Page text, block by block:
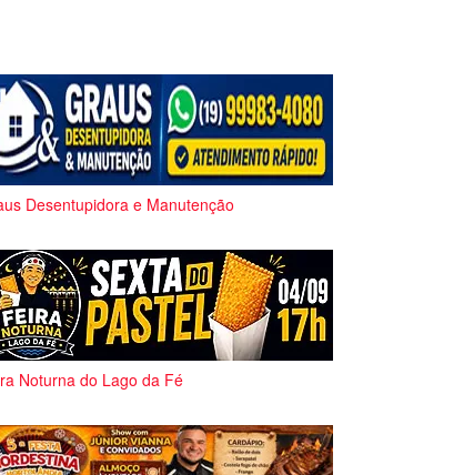
Desentupidora e Manutenção
Noturna do Lago da Fé